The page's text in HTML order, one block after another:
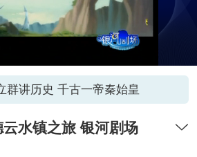
群讲历史 千古一帝秦始皇
水镇之旅 银河剧场